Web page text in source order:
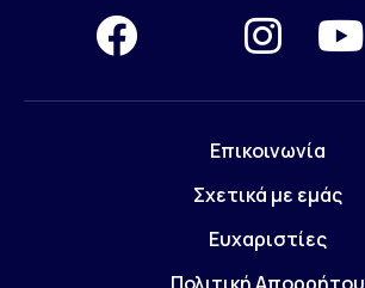
Επικοινωνία
Σχετικά με εμάς
Ευχαριστίες